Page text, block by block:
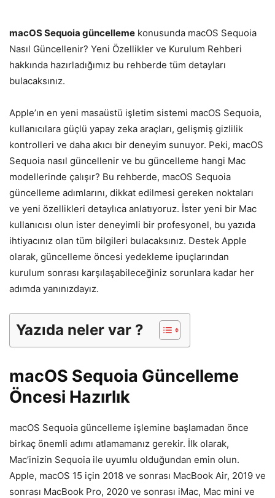
macOS Sequoia güncelleme konusunda macOS Sequoia
Nasıl Güncellenir? Yeni Özellikler ve Kurulum Rehberi
hakkında hazırladığımız bu rehberde tüm detayları
bulacaksınız.
Apple’ın en yeni masaüstü işletim sistemi macOS Sequoia,
kullanıcılara güçlü yapay zeka araçları, gelişmiş gizlilik
kontrolleri ve daha akıcı bir deneyim sunuyor. Peki, macOS
Sequoia nasıl güncellenir ve bu güncelleme hangi Mac
modellerinde çalışır? Bu rehberde, macOS Sequoia
güncelleme adımlarını, dikkat edilmesi gereken noktaları
ve yeni özellikleri detaylıca anlatıyoruz. İster yeni bir Mac
kullanıcısı olun ister deneyimli bir profesyonel, bu yazıda
ihtiyacınız olan tüm bilgileri bulacaksınız. Destek Apple
olarak, güncelleme öncesi yedekleme ipuçlarından
kurulum sonrası karşılaşabileceğiniz sorunlara kadar her
adımda yanınızdayız.
Yazıda neler var ?
macOS Sequoia Güncelleme
Öncesi Hazırlık
macOS Sequoia güncelleme işlemine başlamadan önce
birkaç önemli adımı atlamamanız gerekir. İlk olarak,
Mac’inizin Sequoia ile uyumlu olduğundan emin olun.
Apple, macOS 15 için 2018 ve sonrası MacBook Air, 2019 ve
sonrası MacBook Pro, 2020 ve sonrası iMac, Mac mini ve